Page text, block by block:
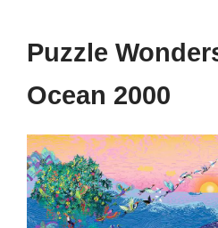
Puzzle
Ocean 2000